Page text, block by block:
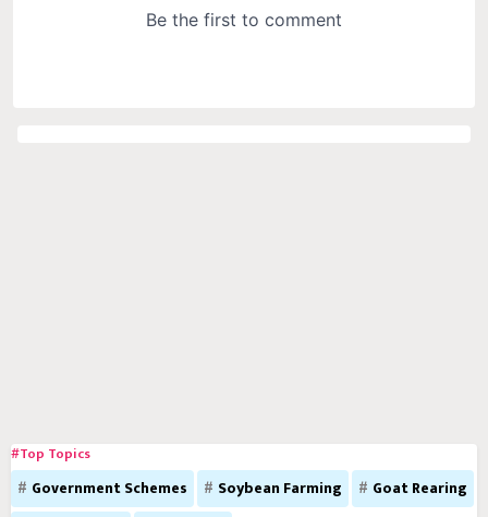
#Top Topics
Government Schemes Soybean Farming
Goat Rearing